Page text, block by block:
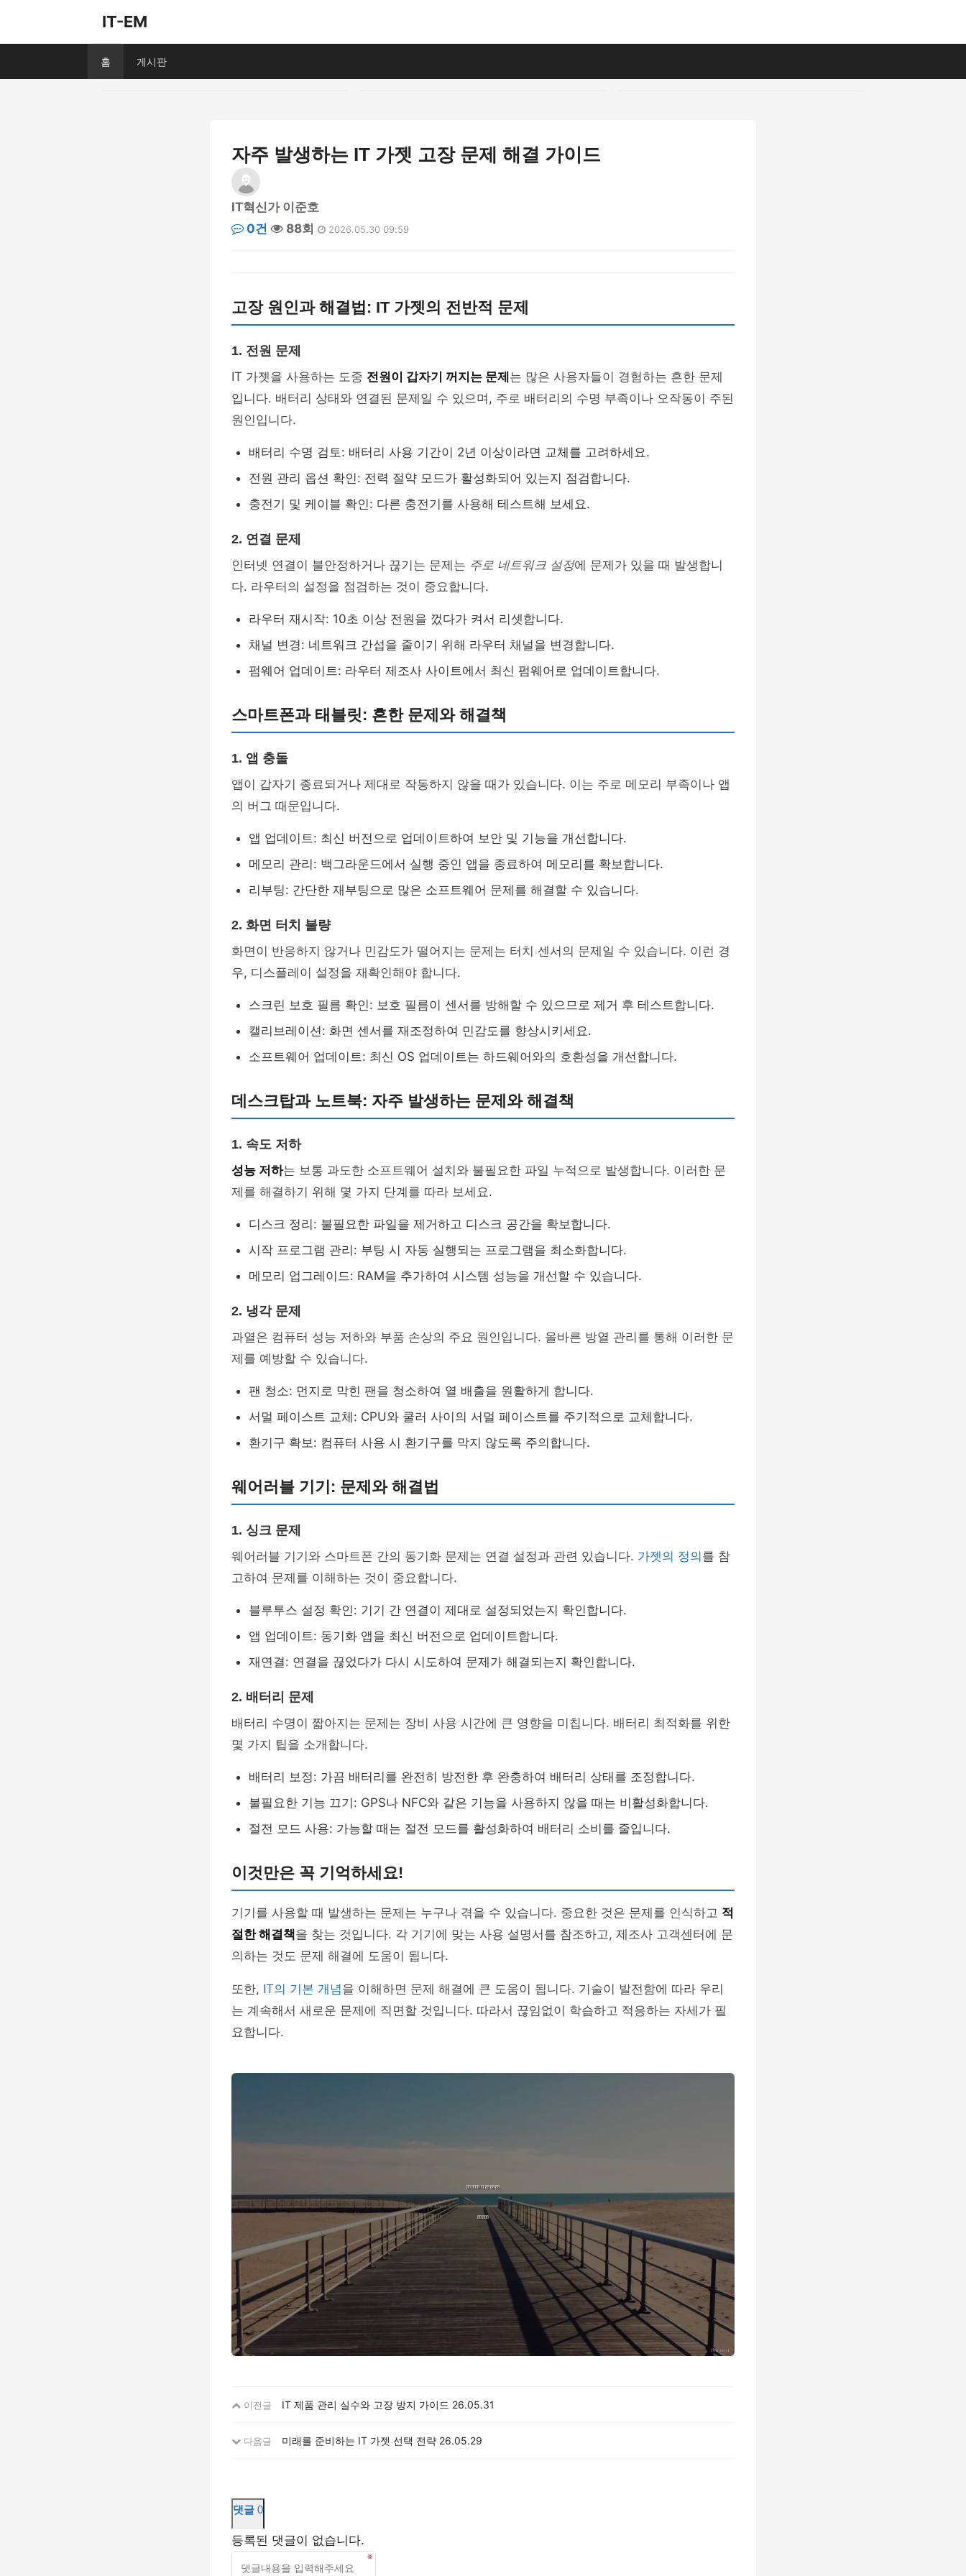
IT-EM
홈 게시판
자주 발생하는 IT 가젯 고장 문제 해결 가이드
IT혁신가 이준호
0건
88회 2026.05.30 09:59
고장 원인과 해결법: IT 가젯의 전반적 문제
1. 전원 문제
IT 가젯을 사용하는 도중 전원이 갑자기 꺼지는 문제 는 많은 사용자들이 경험하는 흔한 문제
입니다. 배터리 상태와 연결된 문제일 수 있으며, 주로 배터리의 수명 부족이나 오작동이 주된
원인입니다.
배터리 수명 검토: 배터리 사용 기간이 2년 이상이라면 교체를 고려하세요.
전원 관리 옵션 확인: 전력 절약 모드가 활성화되어 있는지 점검합니다.
충전기 및 케이블 확인: 다른 충전기를 사용해 테스트해 보세요.
2. 연결 문제
인터넷 연결이 불안정하거나 끊기는 문제는 주로 네트워크 설정에 문제가 있을 때 발생합니
다. 라우터의 설정을 점검하는 것이 중요합니다.
라우터 재시작: 10초 이상 전원을 껐다가 켜서 리셋합니다.
채널 변경: 네트워크 간섭을 줄이기 위해 라우터 채널을 변경합니다.
펌웨어 업데이트: 라우터 제조사 사이트에서 최신 펌웨어로 업데이트합니다.
스마트폰과 태블릿: 흔한 문제와 해결책
1. 앱 충돌
앱이 갑자기 종료되거나 제대로 작동하지 않을 때가 있습니다. 이는 주로 메모리 부족이나 앱
의 버그 때문입니다.
앱 업데이트: 최신 버전으로 업데이트하여 보안 및 기능을 개선합니다.
메모리 관리: 백그라운드에서 실행 중인 앱을 종료하여 메모리를 확보합니다.
리부팅: 간단한 재부팅으로 많은 소프트웨어 문제를 해결할 수 있습니다.
2. 화면 터치 불량
화면이 반응하지 않거나 민감도가 떨어지는 문제는 터치 센서의 문제일 수 있습니다. 이런 경
우, 디스플레이 설정을 재확인해야 합니다.
스크린 보호 필름 확인: 보호 필름이 센서를 방해할 수 있으므로 제거 후 테스트합니다.
캘리브레이션: 화면 센서를 재조정하여 민감도를 향상시키세요.
소프트웨어 업데이트: 최신 OS 업데이트는 하드웨어와의 호환성을 개선합니다.
데스크탑과 노트북: 자주 발생하는 문제와 해결책
1. 속도 저하
성능 저하는 보통 과도한 소프트웨어 설치와 불필요한 파일 누적으로 발생합니다. 이러한 문
제를 해결하기 위해 몇 가지 단계를 따라 보세요.
디스크 정리: 불필요한 파일을 제거하고 디스크 공간을 확보합니다.
시작 프로그램 관리: 부팅 시 자동 실행되는 프로그램을 최소화합니다.
메모리 업그레이드: RAM을 추가하여 시스템 성능을 개선할 수 있습니다.
2. 냉각 문제
과열은 컴퓨터 성능 저하와 부품 손상의 주요 원인입니다. 올바른 방열 관리를 통해 이러한 문
제를 예방할 수 있습니다.
팬 청소: 먼지로 막힌 팬을 청소하여 열 배출을 원활하게 합니다.
서멀 페이스트 교체: CPU와 쿨러 사이의 서멀 페이스트를 주기적으로 교체합니다.
환기구 확보: 컴퓨터 사용 시 환기구를 막지 않도록 주의합니다.
웨어러블 기기: 문제와 해결법
1. 싱크 문제
웨어러블 기기와 스마트폰 간의 동기화 문제는 연결 설정과 관련 있습니다. 가젯의 정의 를 참
고하여 문제를 이해하는 것이 중요합니다.
블루투스 설정 확인: 기기 간 연결이 제대로 설정되었는지 확인합니다.
앱 업데이트: 동기화 앱을 최신 버전으로 업데이트합니다.
재연결: 연결을 끊었다가 다시 시도하여 문제가 해결되는지 확인합니다.
2. 배터리 문제
배터리 수명이 짧아지는 문제는 장비 사용 시간에 큰 영향을 미칩니다. 배터리 최적화를 위한
몇 가지 팁을 소개합니다.
배터리 보정: 가끔 배터리를 완전히 방전한 후 완충하여 배터리 상태를 조정합니다.
불필요한 기능 끄기: GPS나 NFC와 같은 기능을 사용하지 않을 때는 비활성화합니다.
절전 모드 사용: 가능할 때는 절전 모드를 활성화하여 배터리 소비를 줄입니다.
이것만은 꼭 기억하세요!
기기를 사용할 때 발생하는 문제는 누구나 겪을 수 있습니다. 중요한 것은 문제를 인식하고 적
절한 해결책을 찾는 것입니다. 각 기기에 맞는 사용 설명서를 참조하고, 제조사 고객센터에 문
의하는 것도 문제 해결에 도움이 됩니다.
또한, IT의 기본 개념을 이해하면 문제 해결에 큰 도움이 됩니다. 기술이 발전함에 따라 우리
는 계속해서 새로운 문제에 직면할 것입니다. 따라서 끊임없이 학습하고 적응하는 자세가 필
요합니다.
이전글 IT 제품 관리 실수와 고장 방지 가이드 26.05.31
다음글 미래를 준비하는 IT 가젯 선택 전략 26.05.29
댓글 0
등록된 댓글이 없습니다.